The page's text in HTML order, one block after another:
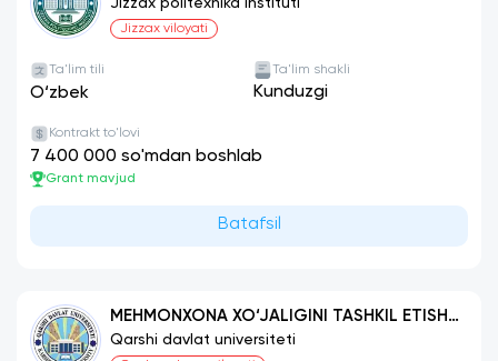
Jizzax politexnika instituti
Jizzax viloyati
Ta'lim tili
O‘zbek
Ta'lim shakli
Kunduzgi
Kontrakt to'lovi
7 400 000 so'mdan boshlab
Grant mavjud
Batafsil
MEHMONXONA XO‘JALIGINI TASHKIL ETISH
VA BOSHQARISH
Qarshi davlat universiteti